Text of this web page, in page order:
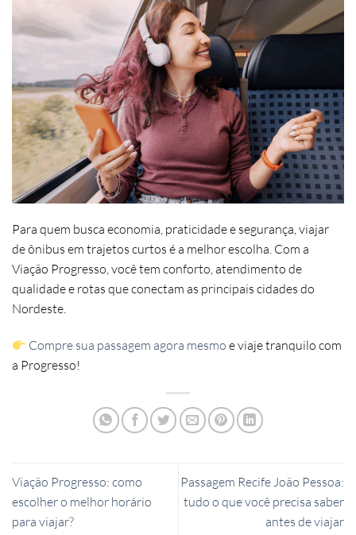
Para quem busca economia, praticidade e segurança, viajar
de ônibus em trajetos curtos é a melhor escolha. Com a
Viação Progresso, você tem conforto, atendimento de
qualidade e rotas que conectam as principais cidades do
Nordeste.
Compre sua passagem agora mesmo e viaje tranquilo com
a Progresso!
Viação Progresso: como
escolher o melhor horário
para viajar?
Passagem Recife João Pessoa:
tudo o que você precisa saber
antes de viajar